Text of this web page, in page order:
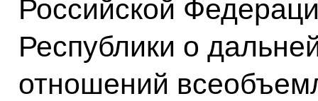
Российской
Республики о
отношений